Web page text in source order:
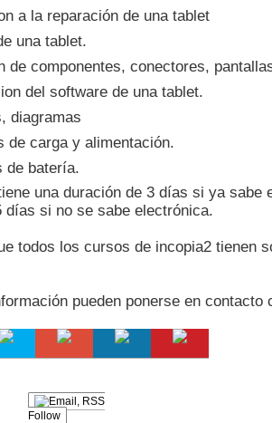
a la reparación de una tablet
una tablet.
de componentes, conectores,
del software de una tablet.
diagramas
de carga y alimentación.
de batería.
una duración de 3 días si ya sabe
días si no se sabe electrónica.
todos los cursos de incopia2 tienen
pueden ponerse en contacto
Follow